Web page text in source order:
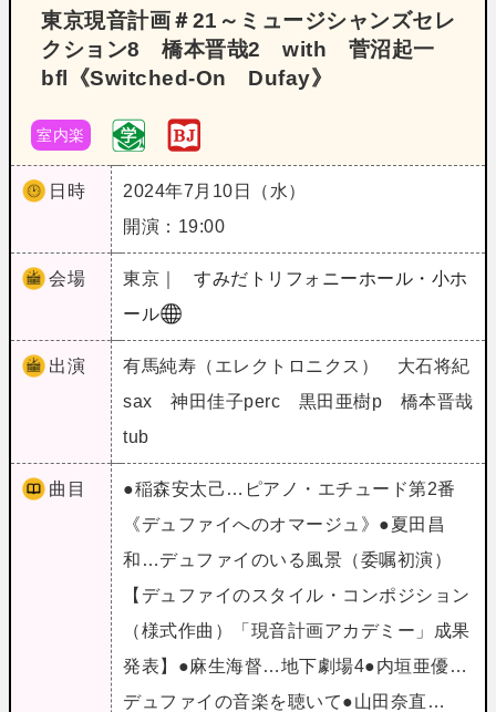
東京現音計画＃21～ミュージシャンズセレ
クション8 橋本晋哉2 with 菅沼起一
bfl《Switched‐On Dufay》
室内楽
日時
2024年7月10日（水）
開演：19:00
会場 東京｜
すみだトリフォニーホール・小ホ
ール
出演
有馬純寿（エレクトロニクス） 大石将紀
sax 神田佳子perc 黒田亜樹p 橋本晋哉
tub
曲目
●稲森安太己…ピアノ・エチュード第2番
《デュファイへのオマージュ》●夏田昌
和…デュファイのいる風景（委嘱初演）
【デュファイのスタイル・コンポジション
（様式作曲）「現音計画アカデミー」成果
発表】●麻生海督…地下劇場4●内垣亜優…
デュファイの音楽を聴いて●山田奈直…